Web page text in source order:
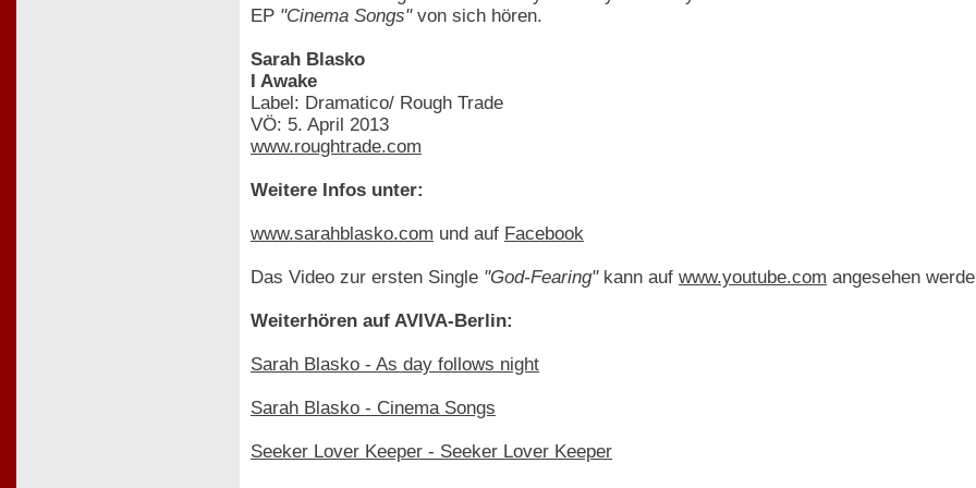
EP "Cinema Songs"von sich hören.
Sarah Blasko
I Awake
Label: Dramatico/ Rough Trade
VÖ: 5. April 2013
www.roughtrade.com
Weitere Infos unter:
www.sarahblasko.com und auf Facebook
Das Video zur ersten Single "God-Fearing"kann auf www.youtube.com angesehen
Weiterhören auf AVIVA-Berlin:
Sarah Blasko - As day follows night
Sarah Blasko - Cinema Songs
Seeker Lover Keeper - Seeker Lover Keeper